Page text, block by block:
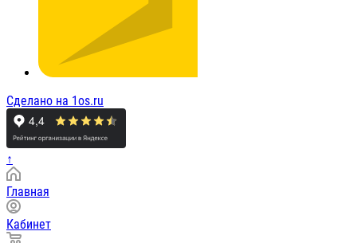
Сделано на 1os.ru
↑
Главная
Кабинет